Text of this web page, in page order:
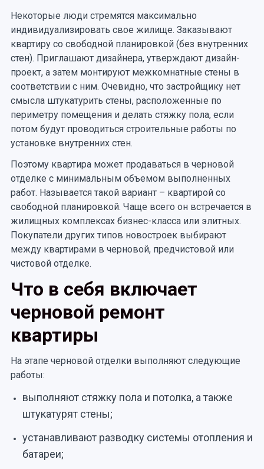
Некоторые люди стремятся максимально
индивидуализировать свое жилище. Заказывают
квартиру со свободной планировкой (без внутренних
стен). Приглашают дизайнера, утверждают дизайн-
проект, а затем монтируют межкомнатные стены в
соответствии с ним. Очевидно, что застройщику нет
смысла штукатурить стены, расположенные по
периметру помещения и делать стяжку пола, если
потом будут проводиться строительные работы по
установке внутренних стен.
Поэтому квартира может продаваться в черновой
отделке с минимальным объемом выполненных
работ. Называется такой вариант – квартирой со
свободной планировкой. Чаще всего он встречается в
жилищных комплексах бизнес-класса или элитных.
Покупатели других типов новостроек выбирают
между квартирами в черновой, предчистовой или
чистовой отделке.
Что в себя включает
черновой ремонт
квартиры
На этапе черновой отделки выполняют следующие
работы:
выполняют стяжку пола и потолка, а также
штукатурят стены;
устанавливают разводку системы отопления и
батареи;